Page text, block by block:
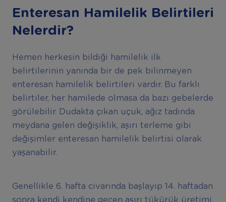
Enteresan Hamilelik Belirtileri
Nelerdir?
Hemen herkesin bildiği hamilelik ilk
belirtilerinin yanında bir de pek bilinmeyen
enteresan hamilelik belirtileri vardır. Bu farklı
belirtiler, her hamilede olmasa da bazı gebelerde
görülebilir. Dudakta çıkan uçuk, ağız tadında
meydana gelen değişiklik, aşırı terleme gibi
değişimler enteresan hamilelik belirtisi olarak
yaşanabilir.
Genellikle 6. hafta civarında başlayıp 14. haftadan
sonra kendi kendine geçen aşırı tükürük üretimi